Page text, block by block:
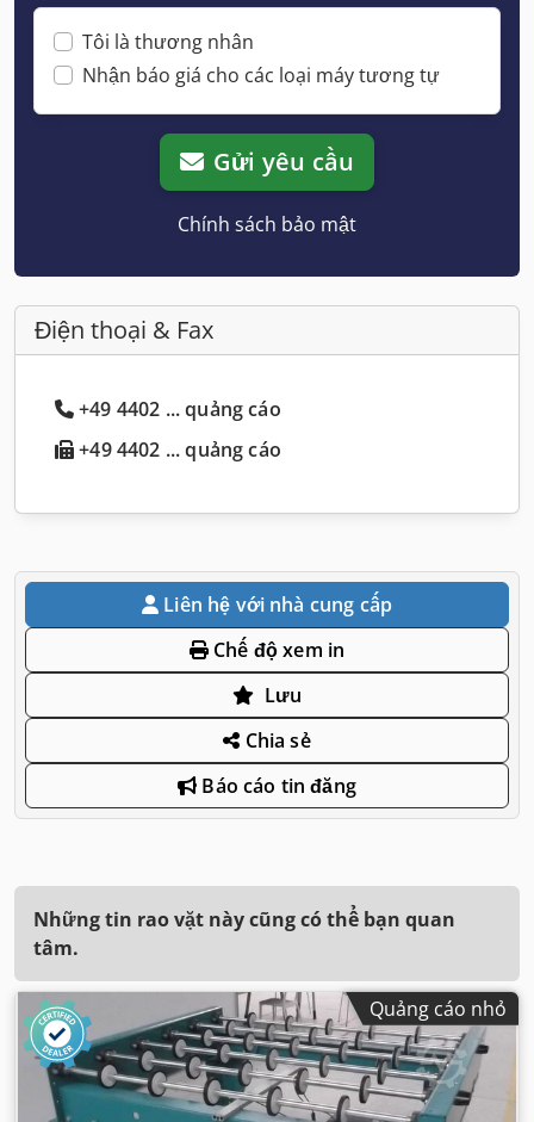
Tôi là thương nhân
Nhận báo giá cho các loại máy tương tự
Gửi yêu cầu
Chính sách bảo mật
Điện thoại & Fax
+49 4402 ... quảng cáo
+49 4402 ... quảng cáo
Liên hệ với nhà cung cấp
Chế độ xem in
Lưu
Chia sẻ
Báo cáo tin đăng
Những tin rao vặt này cũng có thể bạn quan
tâm.
Quảng cáo nhỏ